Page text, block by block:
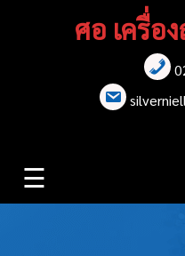
ศอ เครื่อ
สร้อยข้อมือ
☰